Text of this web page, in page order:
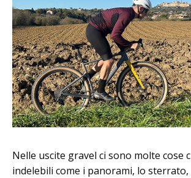
Nelle uscite gravel ci sono molte cose
indelebili come i panorami, lo